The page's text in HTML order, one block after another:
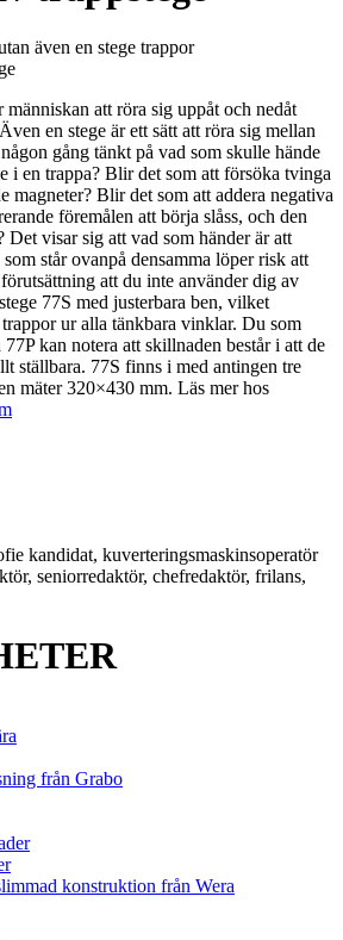
även en stege trappor
människan att röra sig uppåt och nedåt
en stege är ett sätt att röra sig mellan
gång tänkt på vad som skulle hände
i en trappa? Blir det som att försöka tvinga
magneter? Blir det som att addera negativa
föremålen att börja slåss, och den
Det visar sig att vad som händer är att
står ovanpå densamma löper risk att
att du inte använder dig av
77S med justerbara ben, vilket
ur alla tänkbara vinklar. Du som
kan notera att skillnaden består i att de
ställbara. 77S finns i med antingen tre
mäter 320×430 mm. Läs mer hos
kandidat, kuverteringsmaskinsoperatör
seniorredaktör, chefredaktör, frilans,
från Grabo
konstruktion från Wera